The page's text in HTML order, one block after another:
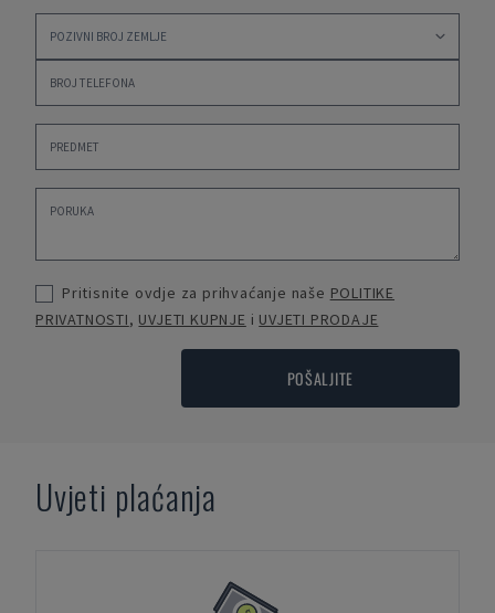
Pritisnite ovdje za prihvaćanje naše POLITIKE
PRIVATNOSTI, UVJETI KUPNJE i UVJETI PRODAJE
POŠALJITE
Uvjeti plaćanja